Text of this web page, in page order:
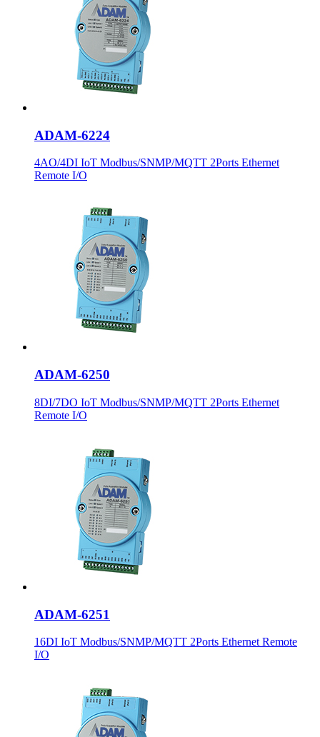
ADAM-6224
4AO/4DI IoT Modbus/SNMP/MQTT 2Ports Ethernet
Remote I/O
ADAM-6250
8DI/7DO IoT Modbus/SNMP/MQTT 2Ports Ethernet
Remote I/O
ADAM-6251
16DI IoT Modbus/SNMP/MQTT 2Ports Ethernet Remote
I/O